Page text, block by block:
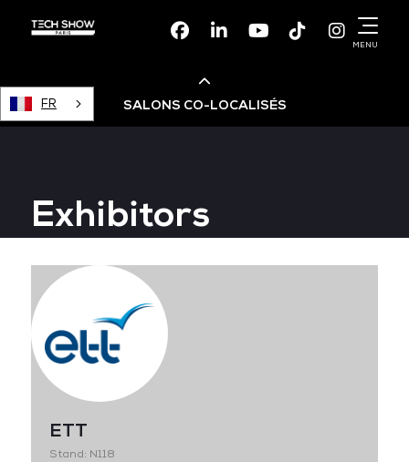
FacebookLinkedinYoutubeTikTok
MENU
FR SALONS CO-LOCALISÉS
Devops Live
Cloud & Cyber Security
Data & AI Leaders Summit
Data Centre World
Exhibitors
ETT
Stand: N118